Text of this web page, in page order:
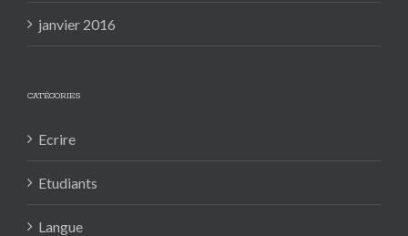
janvier 2016
CATÉGORIES
Ecrire
Etudiants
Langue